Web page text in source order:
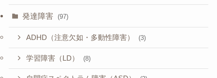
発達障害 (97)
ADHD（注意欠如・多動性障害） (3)
学習障害（LD） (8)